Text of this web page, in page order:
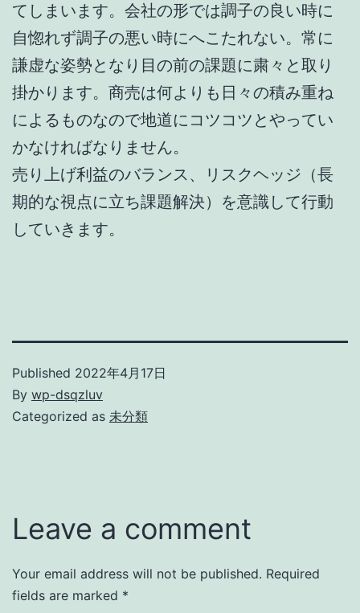
てしまいます。会社の形では調子の良い時に
自惚れず調子の悪い時にへこたれない。常に
謙虚な姿勢となり目の前の課題に粛々と取り
掛かります。商売は何よりも日々の積み重ね
によるものなので地道にコツコツとやってい
かなければなりません。
売り上げ利益のバランス、リスクヘッジ（長
期的な視点に立ち課題解決）を意識して行動
していきます。
Published 2022年4月17日
By wp-dsqzluv
Categorized as 未分類
Leave a comment
Your email address will not be published. Required
fields are marked *